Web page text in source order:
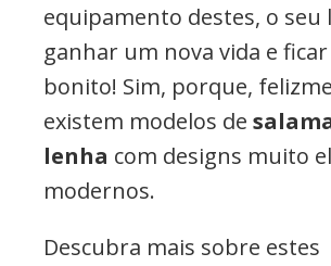
equipamento destes, o seu
ganhar um nova vida e
bonito! Sim, porque,
existem modelos de
lenha com designs muito
modernos.
Descubra mais sobre estes